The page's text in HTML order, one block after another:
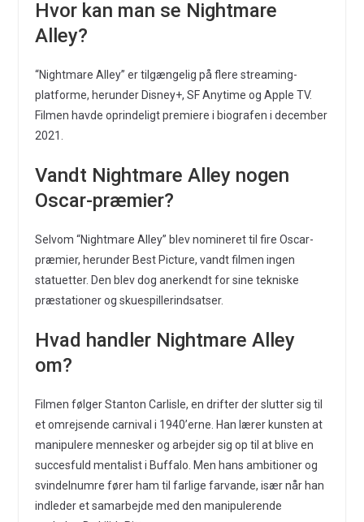
Hvor kan man se Nightmare
Alley?
“Nightmare Alley” er tilgængelig på flere streaming-
platforme, herunder Disney+, SF Anytime og Apple TV.
Filmen havde oprindeligt premiere i biografen i december
2021.
Vandt Nightmare Alley nogen
Oscar-præmier?
Selvom “Nightmare Alley” blev nomineret til fire Oscar-
præmier, herunder Best Picture, vandt filmen ingen
statuetter. Den blev dog anerkendt for sine tekniske
præstationer og skuespillerindsatser.
Hvad handler Nightmare Alley
om?
Filmen følger Stanton Carlisle, en drifter der slutter sig til
et omrejsende carnival i 1940’erne. Han lærer kunsten at
manipulere mennesker og arbejder sig op til at blive en
succesfuld mentalist i Buffalo. Men hans ambitioner og
svindelnumre fører ham til farlige farvande, især når han
indleder et samarbejde med den manipulerende